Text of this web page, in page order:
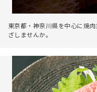
東京都・神奈川県を中心に焼
ざしませんか。